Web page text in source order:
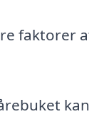
faktorer